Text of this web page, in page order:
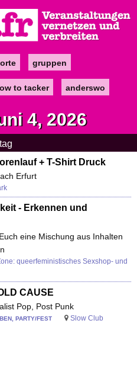
orte gruppen
to tacker anderswo
4, 2026
+ T-Shirt Druck
Erfurt
- Erkennen und
eine Mischung aus Inhalten
queerfeministisches Sexshop- und
CAUSE
Pop, Post Punk
PARTY/FEST Slow Club